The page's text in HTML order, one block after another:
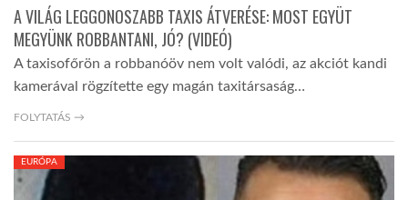
LINKTR.EE
GLOBOZSARU
A VILÁG LEGGONOSZABB TAXIS ÁTVERÉSE: MOST EGYÜT
MEGYÜNK ROBBANTANI, JÓ? (VIDEÓ)
A taxisofőrön a robbanóöv nem volt valódi, az akciót kandi
kamerával rögzítette egy magán taxitársaság…
FOLYTATÁS →
EURÓPA